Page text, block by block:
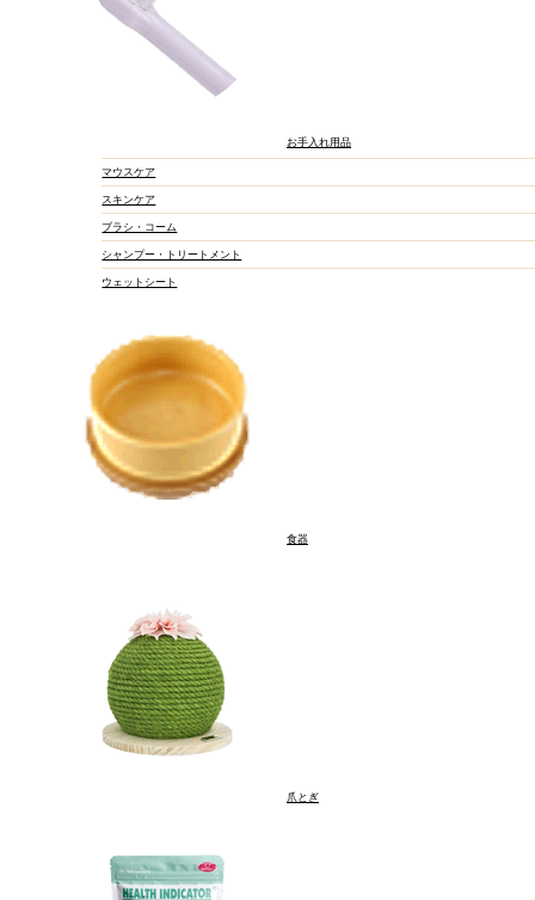
お手入れ用品
マウスケア
スキンケア
ブラシ・コーム
シャンプー・トリートメント
ウェットシート
食器
爪とぎ